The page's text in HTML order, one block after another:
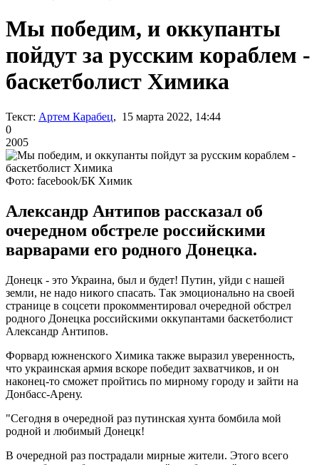
Мы победим, и оккупанты
пойдут за русским кораблем -
баскетболист Химика
Текст: Артем Карабец, 15 марта 2022, 14:44
0
2005
Фото: facebook/БК Химик
Александр Антипов рассказал об
очередном обстреле российскими
варварами его родного Донецка.
Донецк - это Украина, был и будет! Путин, уйди с нашей
земли, не надо никого спасать. Так эмоционально на своей
странице в соцсети прокомментировал очередной обстрел
родного Донецка российскими оккупантами баскетболист
Александр Антипов.
Форвард южненского Химика также выразил уверенность,
что украинская армия вскоре победит захватчиков, и он
наконец-то сможет пройтись по мирному городу и зайти на
Донбасс-Арену.
"Сегодня в очередной раз путинская хунта бомбила мой
родной и любимый Донецк!
В очередной раз пострадали мирные жители. Этого всего